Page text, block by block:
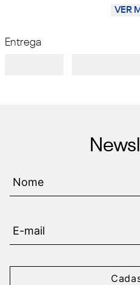
belezas das costas latinas, reflete
VER
Entrega